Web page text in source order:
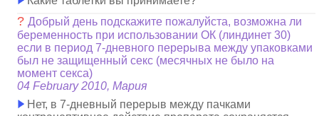
?Добрый день подскажите пожалуйста, возможна ли
беременность при использовании ОК (линдинет 30)
если в период 7-дневного перерыва между упаковками
был не защищенный секс (месячных не было на
момент секса)
04 February 2010, Мария
Нет, в 7-дневный перерыв между пачками